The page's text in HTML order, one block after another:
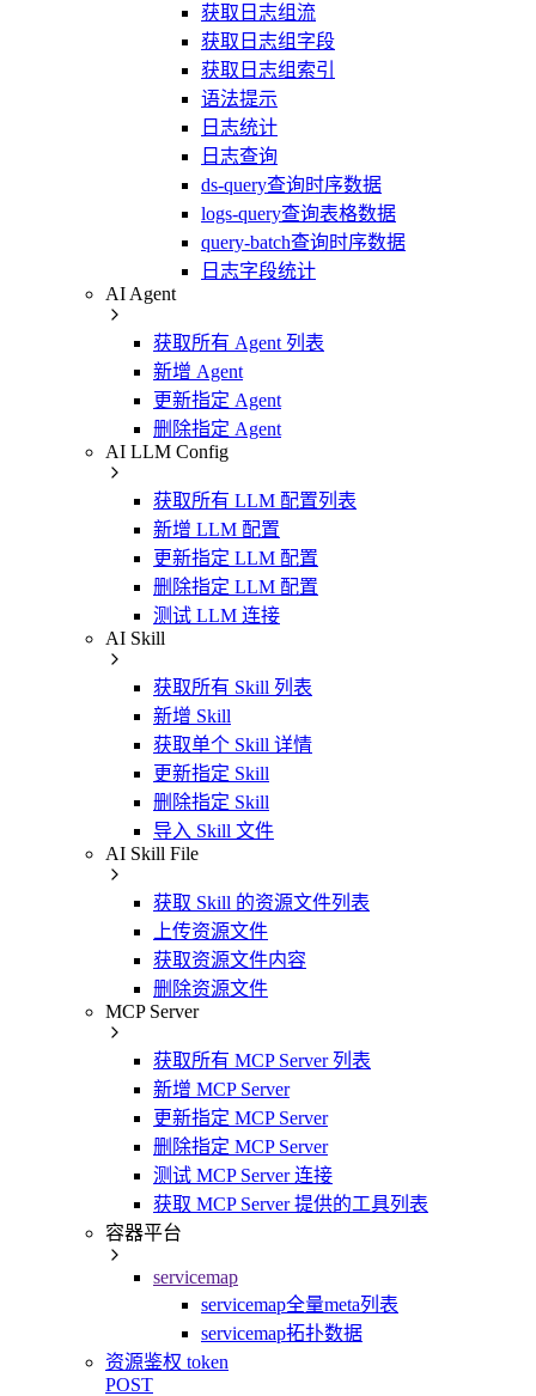
获取日志组流
获取日志组字段
获取日志组索引
语法提示
日志统计
日志查询
ds-query查询时序数据
logs-query查询表格数据
query-batch查询时序数据
日志字段统计
AI Agent
获取所有 Agent 列表
新增 Agent
更新指定 Agent
删除指定 Agent
AI LLM Config
获取所有 LLM 配置列表
新增 LLM 配置
更新指定 LLM 配置
删除指定 LLM 配置
测试 LLM 连接
AI Skill
获取所有 Skill 列表
新增 Skill
获取单个 Skill 详情
更新指定 Skill
删除指定 Skill
导入 Skill 文件
AI Skill File
获取 Skill 的资源文件列表
上传资源文件
获取资源文件内容
删除资源文件
MCP Server
获取所有 MCP Server 列表
新增 MCP Server
更新指定 MCP Server
删除指定 MCP Server
测试 MCP Server 连接
获取 MCP Server 提供的工具列表
容器平台
servicemap
servicemap全量meta列表
servicemap拓扑数据
资源鉴权 token
POST